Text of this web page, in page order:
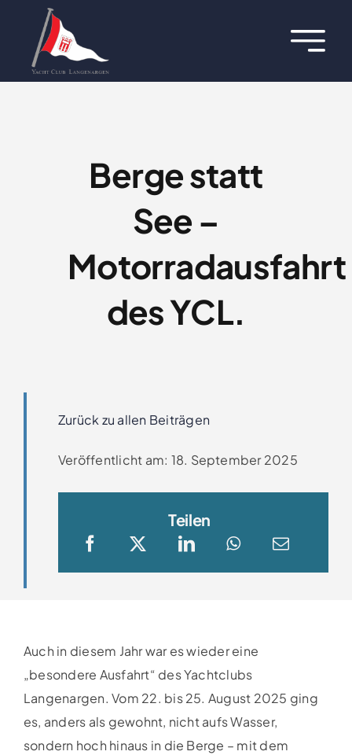
springen
Über uns
Clubhaus
Sponsoren
Berge statt
See –
Motorradausfahrt
des YCL.
Zurück zu allen Beiträgen
Veröffentlicht am: 18. September 2025
Teilen
Auch in diesem Jahr war es wieder eine
„besondere Ausfahrt“ des Yachtclubs
Langenargen. Vom 22. bis 25. August 2025 ging
es, anders als gewohnt, nicht aufs Wasser,
sondern hoch hinaus in die Berge – mit dem